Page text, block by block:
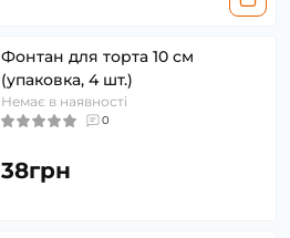
Фонтан для торта 10 см
(упаковка, 4 шт.)
Немає в наявності
0
38грн